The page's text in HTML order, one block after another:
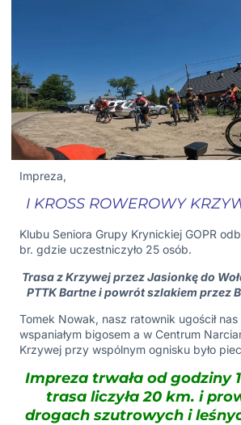
Impreza,
I KROSS ROWEROWY
Klubu Seniora Grupy Krynickiej GOPR
br. gdzie uczestniczyło 25 osób.
Trasa z Krzywej przez Jasionkę do
PTTK Bartne i powrót szlakiem przez
Tomek Nowak, nasz ratownik ugościł nas
wspaniałym bigosem a w Centrum
Krzywej przy wspólnym ognisku było
Impreza trwała od godziny
trasa liczyła 20 km. i
drogach szutrowych i